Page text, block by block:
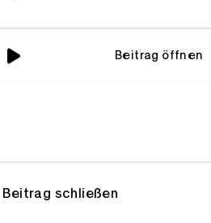
Beitrag öffnen
Beitrag schließen